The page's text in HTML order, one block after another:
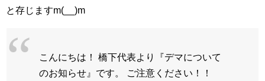
と存じますm(__)m
こんにちは！ 橋下代表より『デマについて
のお知らせ』です。 ご注意ください！！